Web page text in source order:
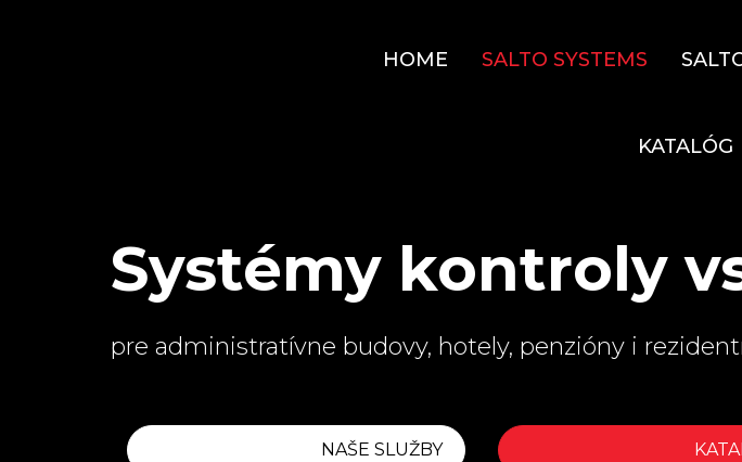
HOME SALTO SYSTEMS
KATALÓG
Systémy kontroly
pre administratívne budovy, hotely, penzióny i
NAŠE SLUŽBY